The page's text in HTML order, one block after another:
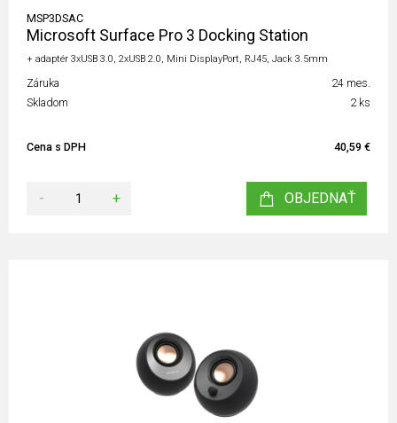
MSP3DSAC
Microsoft Surface Pro 3 Docking Station
+ adaptér 3xUSB 3.0, 2xUSB 2.0, Mini DisplayPort, RJ45, Jack 3.5mm
Záruka
24 mes.
Skladom
2 ks
Cena s DPH 40,59 €
- + OBJEDNAŤ